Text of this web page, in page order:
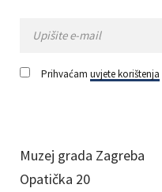
Prihvaćam uvjete korištenja
Muzej grada Zagreba
Opatička 20